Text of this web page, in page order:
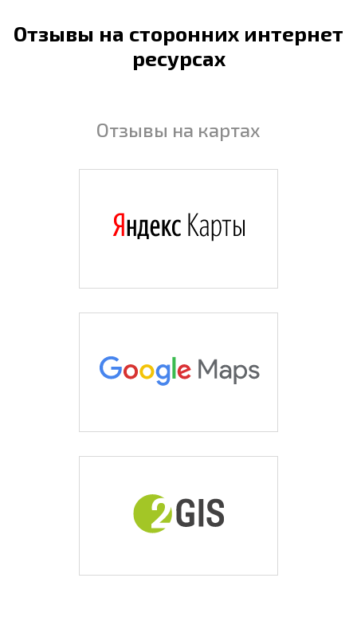
Отзывы на сторонних интернет
ресурсах
Отзывы на картах